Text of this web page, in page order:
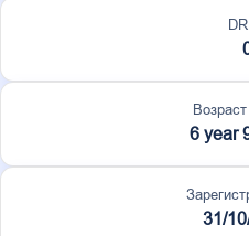
DR
6 year
31/